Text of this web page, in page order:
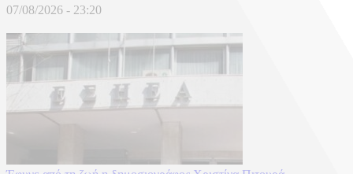
07/08/2026 - 23:20